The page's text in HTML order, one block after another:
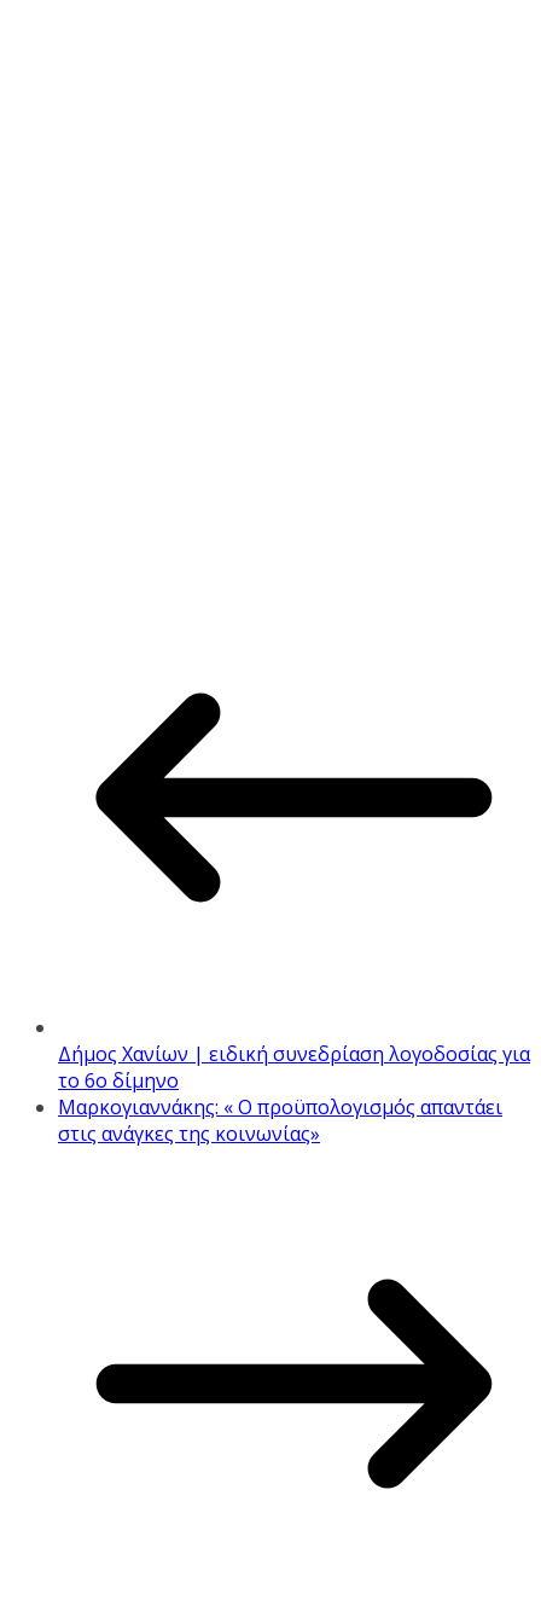
Δήμος Χανίων | ειδική συνεδρίαση λογοδοσίας για
το 6ο δίμηνο
Μαρκογιαννάκης: « Ο προϋπολογισμός απαντάει
στις ανάγκες της κοινωνίας»